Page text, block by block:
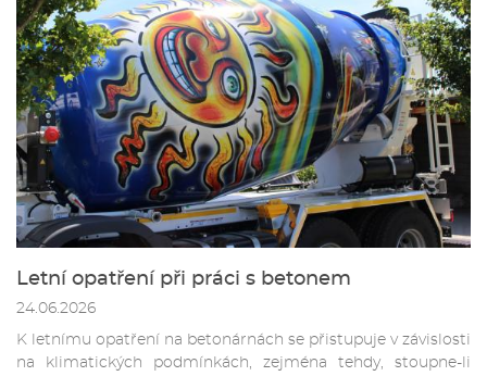
Letní opatření při práci s betonem
24.06.2026
K letnímu opatření na betonárnách se přistupuje v závislosti
na klimatických podmínkách, zejména tehdy, stoupne-li